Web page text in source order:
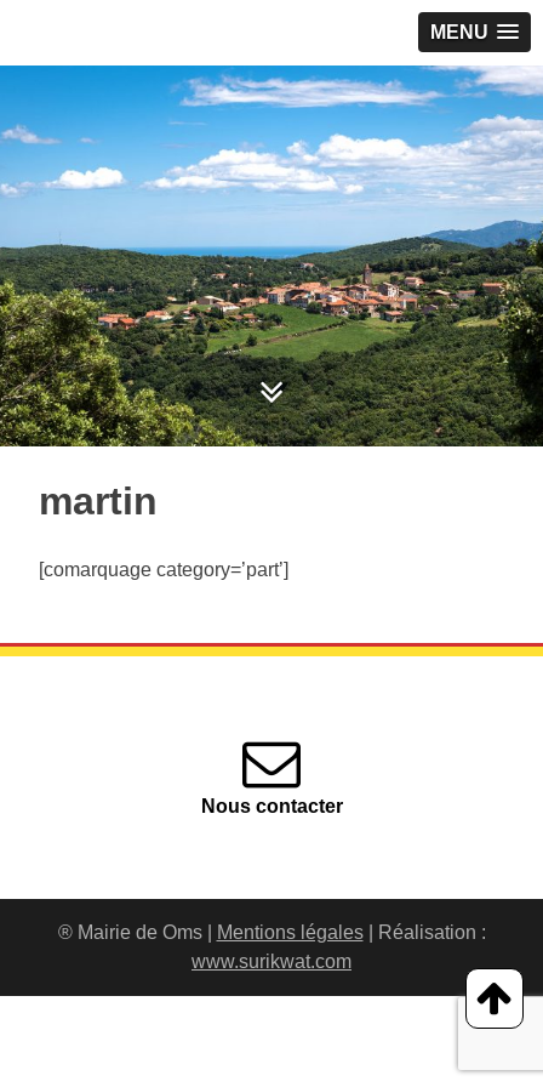
MENU
martin
[comarquage category=’part’]
Nous contacter
® Mairie de Oms | Mentions légales| Réalisation :
www.surikwat.com